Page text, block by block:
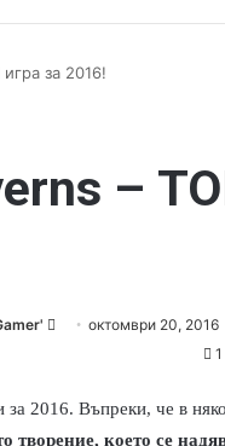
за 2016!
–
d
a
октомври 20, 2016
1
2016. Въпреки, че в
творение, което се